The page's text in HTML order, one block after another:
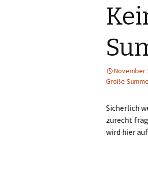
November
Große
Sicherlich
zurecht
wird hier